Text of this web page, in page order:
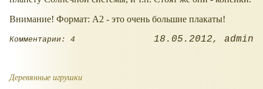
Внимание! Формат: А2 - это очень большие плакаты!
Комментарии: 4 18.05.2012 admin
Деревянные игрушки